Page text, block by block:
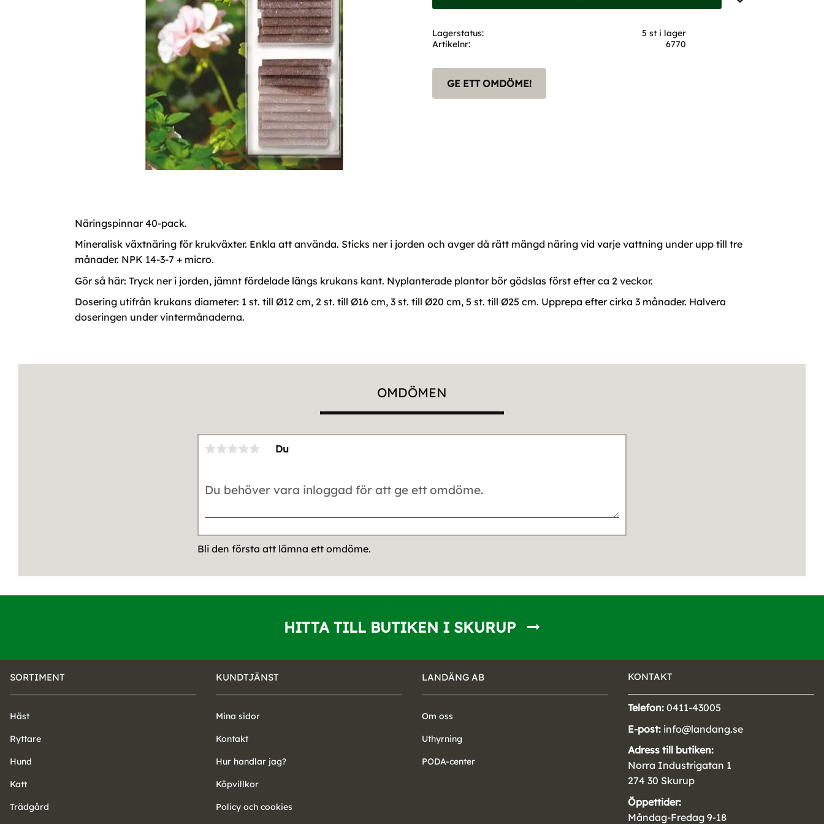
Lagerstatus
5 st i lager
Artikelnr
6770
GE ETT OMDÖME!
Näringspinnar 40-pack.
Mineralisk växtnäring för krukväxter. Enkla att använda. Sticks ner i jorden och avger då rätt mängd näring vid varje vattning under upp till tre
månader. NPK 14-3-7 + micro.
Gör så här: Tryck ner i jorden, jämnt fördelade längs krukans kant. Nyplanterade plantor bör gödslas först efter ca 2 veckor.
Dosering utifrån krukans diameter: 1 st. till Ø12 cm, 2 st. till Ø16 cm, 3 st. till Ø20 cm, 5 st. till Ø25 cm. Upprepa efter cirka 3 månader. Halvera
doseringen under vintermånaderna.
OMDÖMEN
Du
Bli den första att lämna ett omdöme.
HITTA TILL BUTIKEN I SKURUP
SORTIMENT
Häst
Ryttare
Hund
Katt
Trädgård
KUNDTJÄNST
Mina sidor
Kontakt
Hur handlar jag?
Köpvillkor
Policy och cookies
LANDÄNG AB
Om oss
Uthyrning
PODA-center
KONTAKT
Telefon: 0411-43005
E-post: info@landang.se
Adress till butiken:
Norra Industrigatan 1
274 30 Skurup
Öppettider:
Måndag-Fredag 9-18